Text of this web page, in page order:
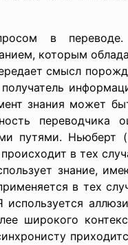
в переводе.
которым
смысл
знания может
переводчика
путями. Ньюберт
в тех
знание,
в тех
широкого